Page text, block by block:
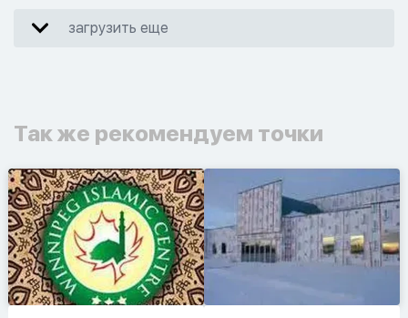
загрузить еще
Так же рекомендуем точки